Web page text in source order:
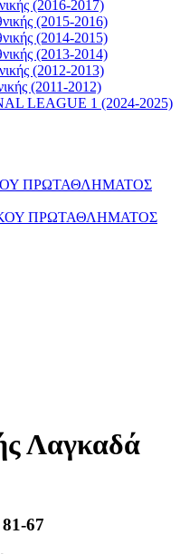
(2016-2017)
(2015-2016)
(2014-2015)
(2013-2014)
(2012-2013)
(2011-2012)
LEAGUE 1 (2024-2025)
ΠΡΩΤΑΘΛΗΜΑΤΟΣ
ΠΡΩΤΑΘΛΗΜΑΤΟΣ
Λαγκαδά
67